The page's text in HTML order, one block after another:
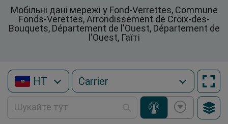
Мобільні дані мережі у Fond-Verrettes, Commune
Fonds-Verettes, Arrondissement de Croix-des-
Bouquets, Département de l'Ouest, Département de
l'Ouest, Гаїті
HT